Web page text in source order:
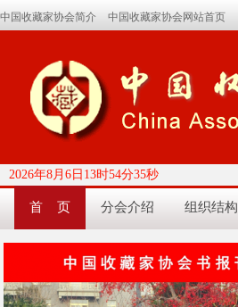
中国收藏家协会简介 中国收藏家协会网站首页
2026年8月6日13时54分36秒
首 页 分会介绍 组织结构